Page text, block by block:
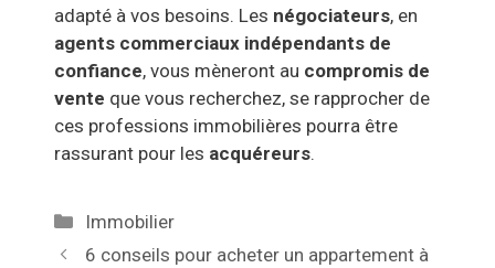
adapté à vos besoins. Les négociateurs, en
agents commerciaux indépendants de
confiance, vous mèneront au compromis de
vente que vous recherchez, se rapprocher de
ces professions immobilières pourra être
rassurant pour les acquéreurs.
Catégories
Immobilier
Navigation
6 conseils pour acheter un appartement à